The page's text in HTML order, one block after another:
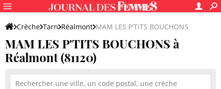
Crèche Tarn Réalmont MAM LES P'TITS BOUCHONS
MAM LES P'TITS BOUCHONS à
Réalmont (81120)